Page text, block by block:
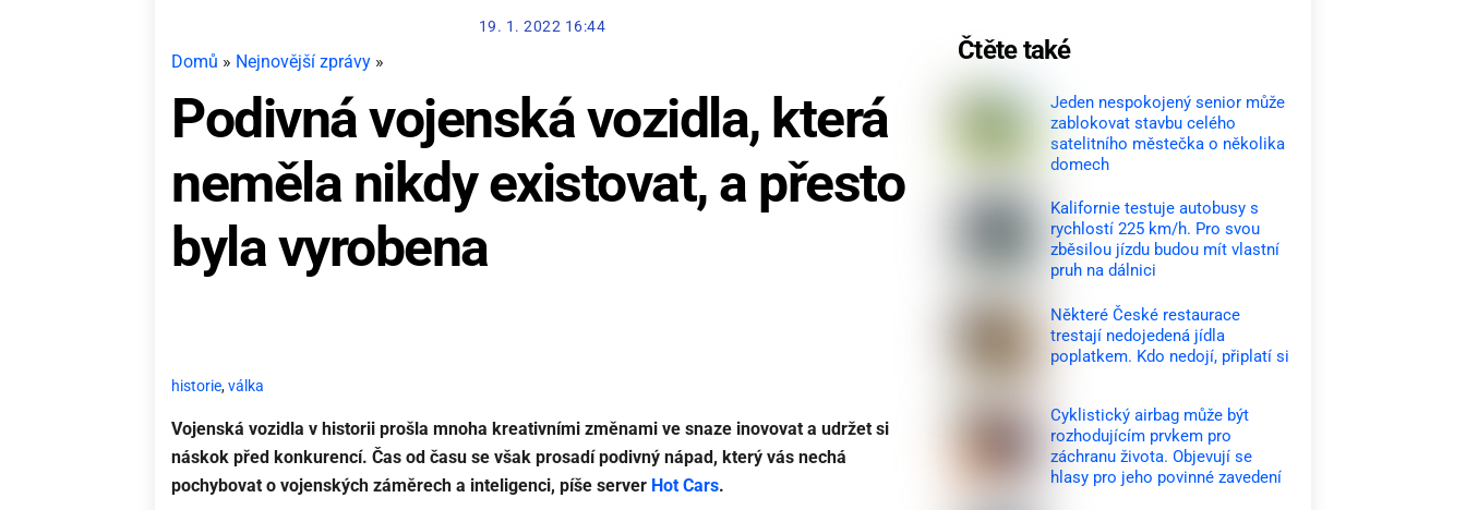
19. 1. 2022 16:44
Domů » Nejnovější zprávy »
Podivná vojenská vozidla, která
neměla nikdy existovat, a přesto
byla vyrobena
historie,válka
Vojenská vozidla v historii prošla mnoha kreativními změnami ve snaze inovovat a udržet si
náskok před konkurencí. Čas od času se však prosadí podivný nápad, který vás nechá
pochybovat o vojenských záměrech a inteligenci, píše server Hot Cars.
Čtěte také
Jeden nespokojený senior může
zablokovat stavbu celého
satelitního městečka o několika
domech
Kalifornie testuje autobusy s
rychlostí 225 km/h. Pro svou
zběsilou jízdu budou mít vlastní
pruh na dálnici
Některé České restaurace
trestají nedojedená jídla
poplatkem. Kdo nedojí, připlatí si
Cyklistický airbag může být
rozhodujícím prvkem pro
záchranu života. Objevují se
hlasy pro jeho povinné zavedení